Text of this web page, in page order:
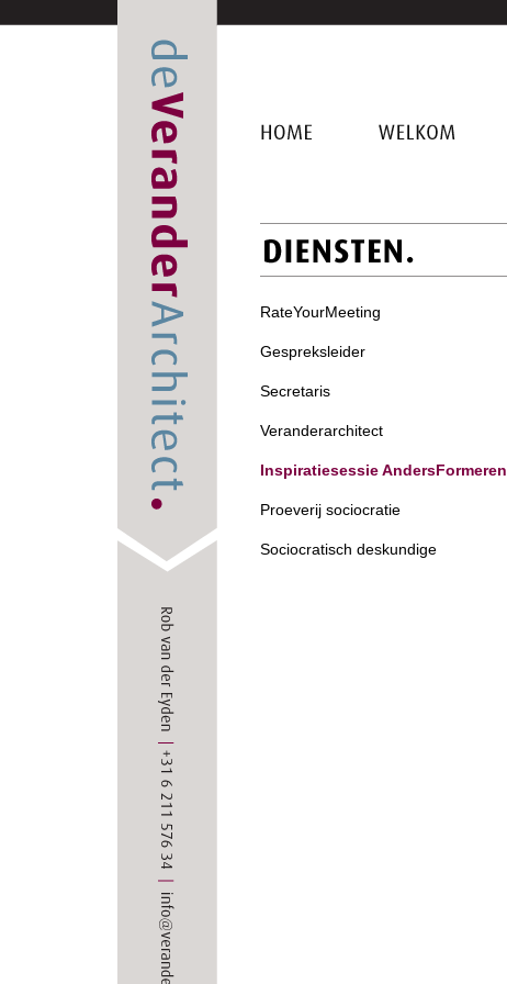
RateYourMeeting
Gespreksleider
Secretaris
Veranderarchitect
Inspiratiesessie AndersFormeren
Proeverij sociocratie
Sociocratisch deskundige